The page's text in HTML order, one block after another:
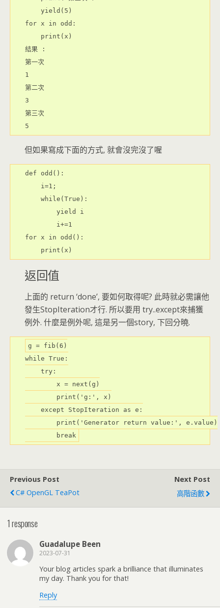
    yield(5)
for x in odd:
    print(x)
結果 :
第一次
1
第二次
3
第三次
但如果寫成下面的方式, 就會沒完沒了喔
def odd():
    i=1;
    while(True):
        yield i
        i+=1
for x in odd():
    print(x)
返回值
上面的 return ‘done’, 要如何取得呢? 此時就必需讓他
發生StopIteration才行. 所以要用 try..except來捕獲
例外. 什麼是例外呢, 這是另一個story, 下回分曉.
g = fib(6
while True
    try
:
        x = next(g)
        print(
'g:'
    except
StopIteration as e:
        print(
'Generator return value:'
        break
Previous Post
C# OpenGL TeaPot
Next Post
高階函數
1 response
Guadalupe Been
2023-07-31
Your blog articles spark a brilliance that illuminates
my day. Thank you for that!
Reply